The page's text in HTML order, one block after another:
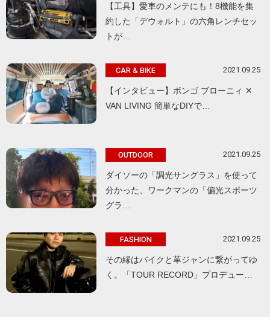
【工具】愛車のメンテにも！8機能を集
約した「デウォルト」の六角レンチセッ
トが…
CAR & BIKE 2021.09.25
【インタビュー】ボンゴ ブローニィ ✕
VAN LIVING 簡単なDIYで…
OUTDOOR 2021.09.25
ダイソーの「調光サングラス」を使って
分かった、ワークマンの「偏光スポーツ
グラ…
FASHION 2021.09.25
その縁はバイクと革ジャンに繋がってゆ
く。「TOUR RECORD」プロデュー…